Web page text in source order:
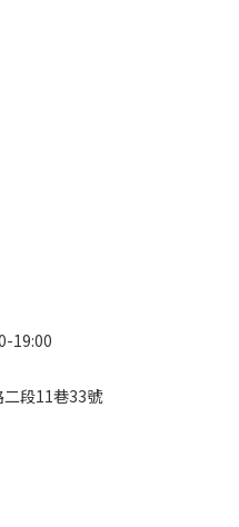
19:00
段11巷33號